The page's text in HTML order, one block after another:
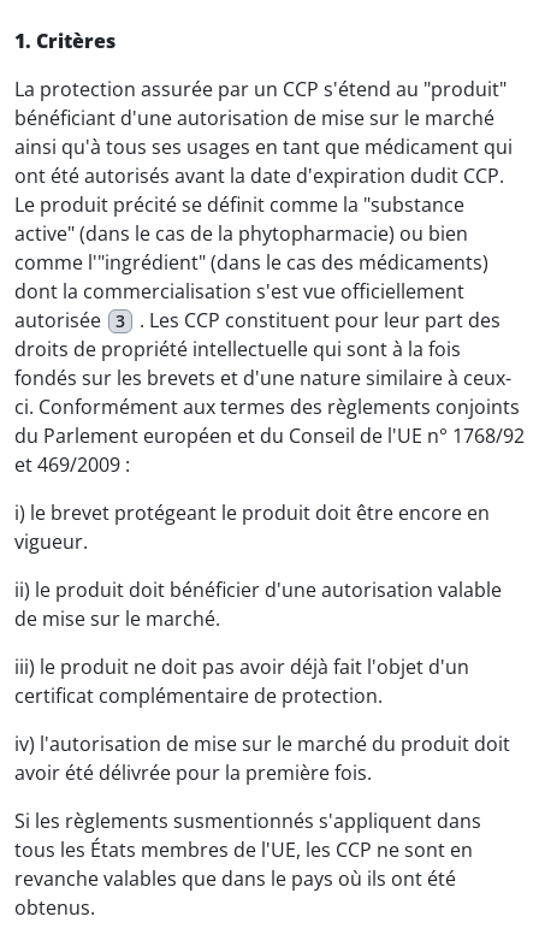
1. Critères
La protection assurée par un CCP s'étend au "produit"
bénéficiant d'une autorisation de mise sur le marché
ainsi qu'à tous ses usages en tant que médicament qui
ont été autorisés avant la date d'expiration dudit CCP.
Le produit précité se définit comme la "substance
active" (dans le cas de la phytopharmacie) ou bien
comme l'"ingrédient" (dans le cas des médicaments)
dont la commercialisation s'est vue officiellement
autorisée
3
. Les CCP constituent pour leur part des
droits de propriété intellectuelle qui sont à la fois
fondés sur les brevets et d'une nature similaire à ceux-
ci. Conformément aux termes des règlements conjoints
du Parlement européen et du Conseil de l'UE n° 1768/92
et 469/2009 :
i) le brevet protégeant le produit doit être encore en
vigueur.
ii) le produit doit bénéficier d'une autorisation valable
de mise sur le marché.
iii) le produit ne doit pas avoir déjà fait l'objet d'un
certificat complémentaire de protection.
iv) l'autorisation de mise sur le marché du produit doit
avoir été délivrée pour la première fois.
Si les règlements susmentionnés s'appliquent dans
tous les États membres de l'UE, les CCP ne sont en
revanche valables que dans le pays où ils ont été
obtenus.